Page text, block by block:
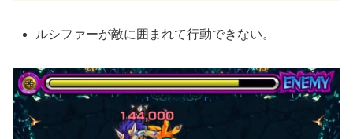
ルシファーが敵に囲まれて行動できない。